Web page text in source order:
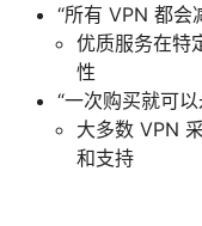
“所有 VPN 都会
优质服务在特
性
“一次购买就可
大多数 VPN
和支持